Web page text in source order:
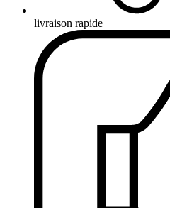
livraison rapide